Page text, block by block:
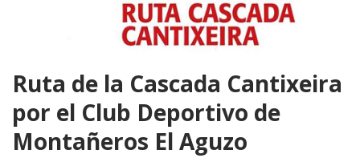
Ruta de la Cascada Cantixeira
por el Club Deportivo de
Montañeros El Aguzo